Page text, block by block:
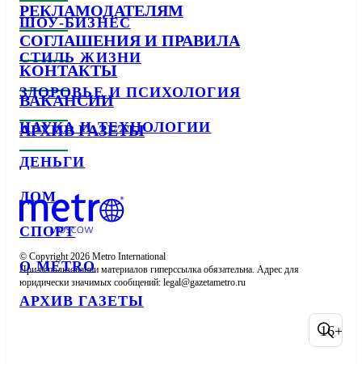
ШОУ-БИЗНЕС
СТИЛЬ ЖИЗНИ
ЗДОРОВЬЕ И ПСИХОЛОГИЯ
НАУКА И ТЕХНОЛОГИИ
ДЕНЬГИ
ДОМ
СПОРТ
О METRO
АРХИВ ГАЗЕТЫ
РЕКЛАМОДАТЕЛЯМ
СОГЛАШЕНИЯ И ПРАВИЛА
КОНТАКТЫ
ВАКАНСИИ
АРХИВ ГАЗЕТЫ
© Copyright 2026 Metro International
При использовании материалов гиперссылка обязательна. Адрес для
юридически значимых сообщений:
16+